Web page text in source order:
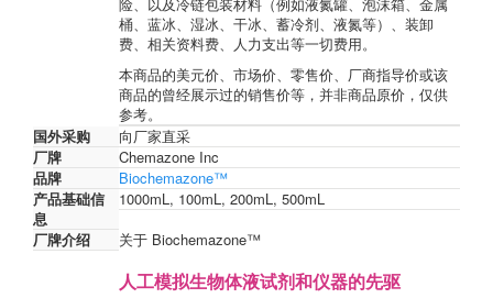
桶、蓝冰、湿冰、干冰、蓄冷剂、液氮等）、装卸
费、相关资料费、人力支出等一切费用。
本商品的美元价、市场价、零售价、厂商指导价或该
商品的曾经展示过的销售价等，并非商品原价，仅供
参考。
国外采购
向厂家直采
厂牌
Chemazone Inc
品牌
Biochemazone™
产品基础信
息
1000mL, 100mL, 200mL, 500mL
厂牌介绍
关于 Biochemazone™
人工模拟生物体液试剂和仪器的先驱